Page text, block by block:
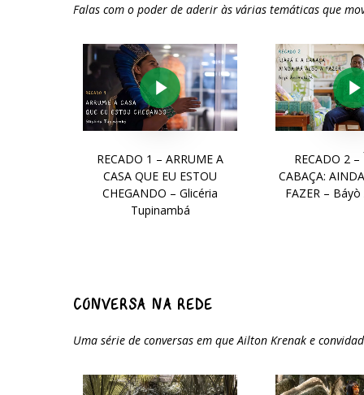
Falas com o poder de aderir às várias temáticas que
Play Video
RECADO 1 – ARRUME A
CASA QUE EU ESTOU
CHEGANDO – Glicéria
Tupinambá
RECADO 2 –
CABAÇA:
FAZER –
CONVERSA NA REDE
Uma série de conversas em que Ailton Krenak e